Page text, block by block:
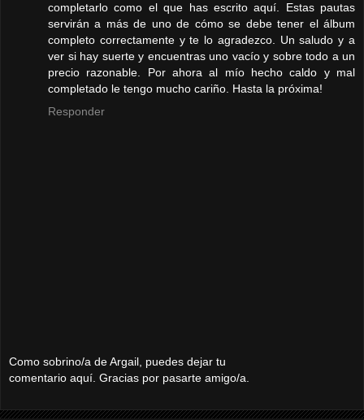
completarlo como el que has escrito aquí. Estas pautas
servirán a más de uno de cómo se debe tener el álbum
completo correctamente y te lo agradezco. Un saludo y a
ver si hay suerte y encuentras uno vacío y sobre todo a un
precio razonable. Por ahora al mío hecho caldo y mal
completado le tengo mucho cariño. Hasta la próxima!
Responder
Como sobrino/a de Argail, puedes dejar tu
comentario aquí. Gracias por pasarte amigo/a.